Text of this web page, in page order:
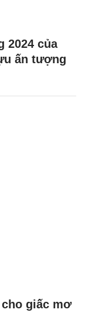
2024 của
ấn tượng
giấc mơ